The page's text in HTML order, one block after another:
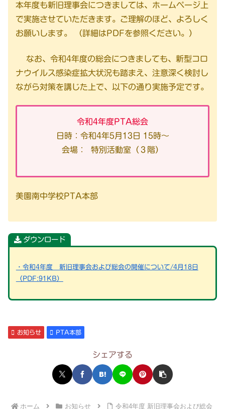
本年度も新旧理事会につきましては、ホームページ上
で実施させていただきます。ご理解のほど、よろしく
お願いします。 （詳細はPDFを参照ください。）
なお、令和4年度の総会につきましても、新型コロ
ナウイルス感染症拡大状況も踏まえ、注意深く検討し
ながら対策を講じた上で、以下の通り実施予定です。
令和4年度PTA総会
日時：令和4年5月13日 15時〜
会場： 特別活動室（３階）
美園南中学校PTA本部
ダウンロード
・令和4年度 新旧理事会および総会の開催について/4月18日
（PDF:91KB）
お知らせ PTA本部
シェアする
ホーム お知らせ 令和4年度 新旧理事会および総会